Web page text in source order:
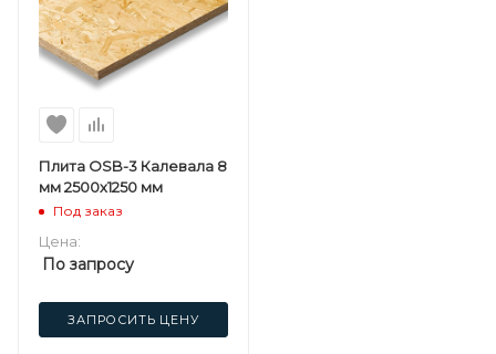
Плита OSB-3 Калевала 8
мм 2500х1250 мм
Под заказ
Цена:
По запросу
ЗАПРОСИТЬ ЦЕНУ